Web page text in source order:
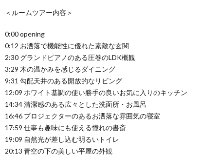
＜ルームツアー内容＞
0:00 opening
0:12 お洒落で機能性に優れた素敵な玄関
2:30 グランドピアノのある圧巻のLDK概観
3:29 木の温かみを感じるダイニング
9:31 勾配天井のある開放的なリビング
12:09 ホワイト基調の使い勝手の良いお気に入りのキッチン
14:34 清潔感のある広々とした洗面所・お風呂
16:46 プロジェクターのあるお洒落な雰囲気の寝室
17:59 仕事も趣味にも使える憧れの書斎
19:09 自然光が差し込む明るいトイレ
20:13 青空の下の美しい平屋の外観